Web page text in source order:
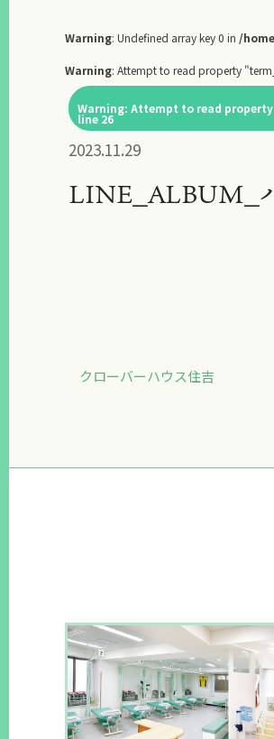
Warning: Undefined array key 0 in /
Warning: Attempt to read property
Warning: Attempt to read
line 26
2023.11.29
LINE_ALBUM_
クローバーハウス住吉